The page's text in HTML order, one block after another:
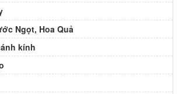
Ngọt, Hoa Quả
kính